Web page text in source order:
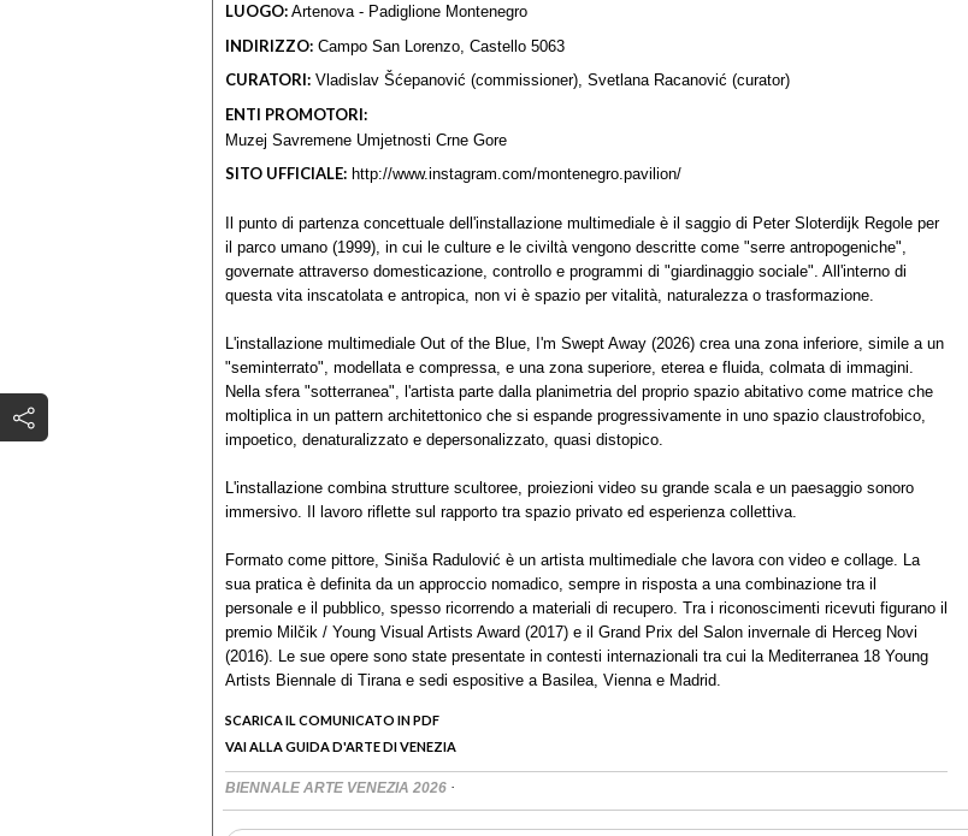
LUOGO: Artenova - Padiglione Montenegro
INDIRIZZO: Campo San Lorenzo, Castello 5063
CURATORI: Vladislav Šćepanović (commissioner), Svetlana Racanović (curator)
ENTI PROMOTORI:
Muzej Savremene Umjetnosti Crne Gore
SITO UFFICIALE: http://www.instagram.com/montenegro.pavilion/
Il punto di partenza concettuale dell'installazione multimediale è il saggio di Peter Sloterdijk Regole per
il parco umano (1999), in cui le culture e le civiltà vengono descritte come "serre antropogeniche",
governate attraverso domesticazione, controllo e programmi di "giardinaggio sociale". All'interno di
questa vita inscatolata e antropica, non vi è spazio per vitalità, naturalezza o trasformazione.
L'installazione multimediale Out of the Blue, I'm Swept Away (2026) crea una zona inferiore, simile a un
"seminterrato", modellata e compressa, e una zona superiore, eterea e fluida, colmata di immagini.
Nella sfera "sotterranea", l'artista parte dalla planimetria del proprio spazio abitativo come matrice che
moltiplica in un pattern architettonico che si espande progressivamente in uno spazio claustrofobico,
impoetico, denaturalizzato e depersonalizzato, quasi distopico.
L'installazione combina strutture scultoree, proiezioni video su grande scala e un paesaggio sonoro
immersivo. Il lavoro riflette sul rapporto tra spazio privato ed esperienza collettiva.
Formato come pittore, Siniša Radulović è un artista multimediale che lavora con video e collage. La
sua pratica è definita da un approccio nomadico, sempre in risposta a una combinazione tra il
personale e il pubblico, spesso ricorrendo a materiali di recupero. Tra i riconoscimenti ricevuti figurano il
premio Milčik / Young Visual Artists Award (2017) e il Grand Prix del Salon invernale di Herceg Novi
(2016). Le sue opere sono state presentate in contesti internazionali tra cui la Mediterranea 18 Young
Artists Biennale di Tirana e sedi espositive a Basilea, Vienna e Madrid.
SCARICA IL COMUNICATO IN PDF
VAI ALLA GUIDA D'ARTE DI VENEZIA
BIENNALE ARTE VENEZIA 2026 ·